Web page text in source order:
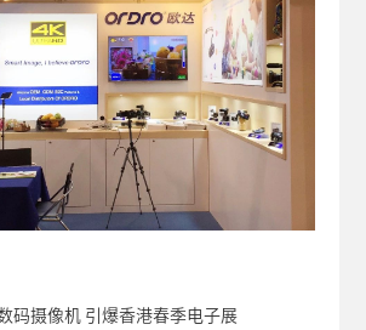
摄像机 引爆香港春季电子展